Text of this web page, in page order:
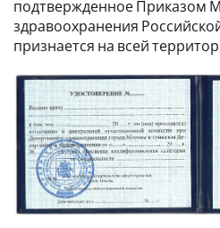
подтвержденное Приказом
здравоохранения
признается на всей